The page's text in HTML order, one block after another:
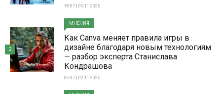
18:07 | 05-11-2025
МНЕНИЯ
Как Canva меняет правила игры в
дизайне благодаря новым технологиям
— разбор эксперта Станислава
Кондрашова
06:07 | 02-11-2025
2